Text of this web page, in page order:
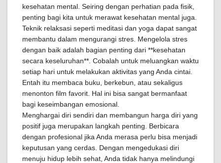
kesehatan mental. Seiring dengan perhatian pada fisik,
penting bagi kita untuk merawat kesehatan mental juga.
Teknik relaksasi seperti meditasi dan yoga dapat sangat
membantu dalam mengurangi stres. Mengelola stres
dengan baik adalah bagian penting dari **kesehatan
secara keseluruhan**. Cobalah untuk meluangkan waktu
setiap hari untuk melakukan aktivitas yang Anda cintai.
Entah itu membaca buku, berkebun, atau sekaligus
menonton film favorit. Hal ini bisa sangat bermanfaat
bagi keseimbangan emosional.
Menghargai diri sendiri dan membangun harga diri yang
positif juga merupakan langkah penting. Berbicara
dengan profesional jika Anda merasa perlu bisa menjadi
keputusan yang cerdas. Dengan mengedukasi diri
menuju hidup lebih sehat, Anda tidak hanya melindungi